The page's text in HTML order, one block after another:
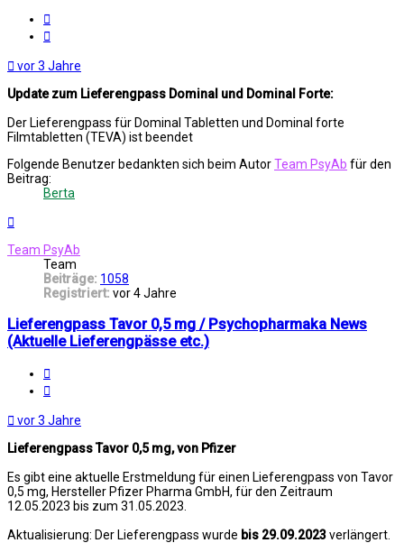
vor 3 Jahre
Update zum Lieferengpass Dominal und Dominal Forte:
Der Lieferengpass für Dominal Tabletten und Dominal forte
Filmtabletten (TEVA) ist beendet
Folgende Benutzer bedankten sich beim AutorTeam PsyAb für den
Beitrag:
Berta
Team PsyAb
Team
Beiträge: 1058
Registriert: vor 4 Jahre
Lieferengpass Tavor 0,5 mg / Psychopharmaka News
(Aktuelle Lieferengpässe etc.)
vor 3 Jahre
Lieferengpass Tavor 0,5 mg, von Pfizer
Es gibt eine aktuelle Erstmeldung für einen Lieferengpass von Tavor
0,5 mg, Hersteller Pfizer Pharma GmbH, für den Zeitraum
12.05.2023 bis zum 31.05.2023.
Aktualisierung: Der Lieferengpass wurde bis 29.09.2023verlängert.